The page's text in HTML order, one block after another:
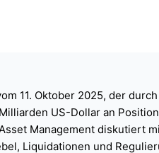
11. Oktober 2025, der
US-Dollar an
Management diskutiert
Liquidationen und